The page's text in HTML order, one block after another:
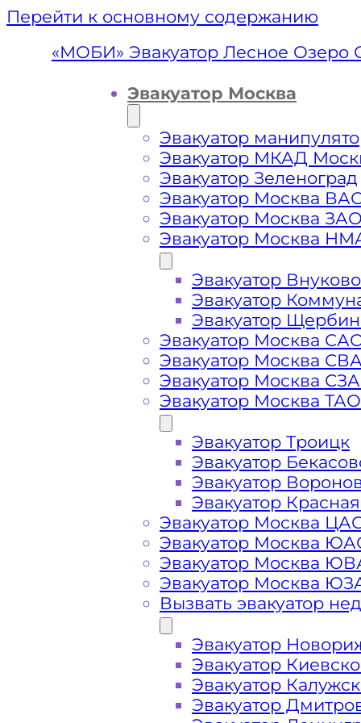
Перейти к основному содержанию
Вызвать
Эвакуатор Лесное Озеро
вызове, подача ближайшего
Погрузим бережно- в наличии
автомобиля по Лесному Озеру
Перевезём аккуратно- за рулем
Цена известна при заказе услуги
недорого" - доступная стоимость
«МОБИ» Эвакуатор Лесное Озеро
Эвакуатор Москва
Эвакуатор
Эвакуатор МКАД
Эвакуатор Зеленоград
Эвакуатор Москва
Эвакуатор Москва
Эвакуатор Москва
Эвакуатор Внуково
Эвакуатор
Эвакуатор
Эвакуатор Москва
Эвакуатор Москва
Эвакуатор Москва
Эвакуатор Москва ТАО
Эвакуатор Троицк
Эвакуатор
Эвакуатор
Эвакуатор
Эвакуатор Москва
Эвакуатор Москва
Эвакуатор Москва
Эвакуатор Москва
Вызвать эвакуатор
Эвакуатор
Эвакуатор
Эвакуатор
Эвакуатор